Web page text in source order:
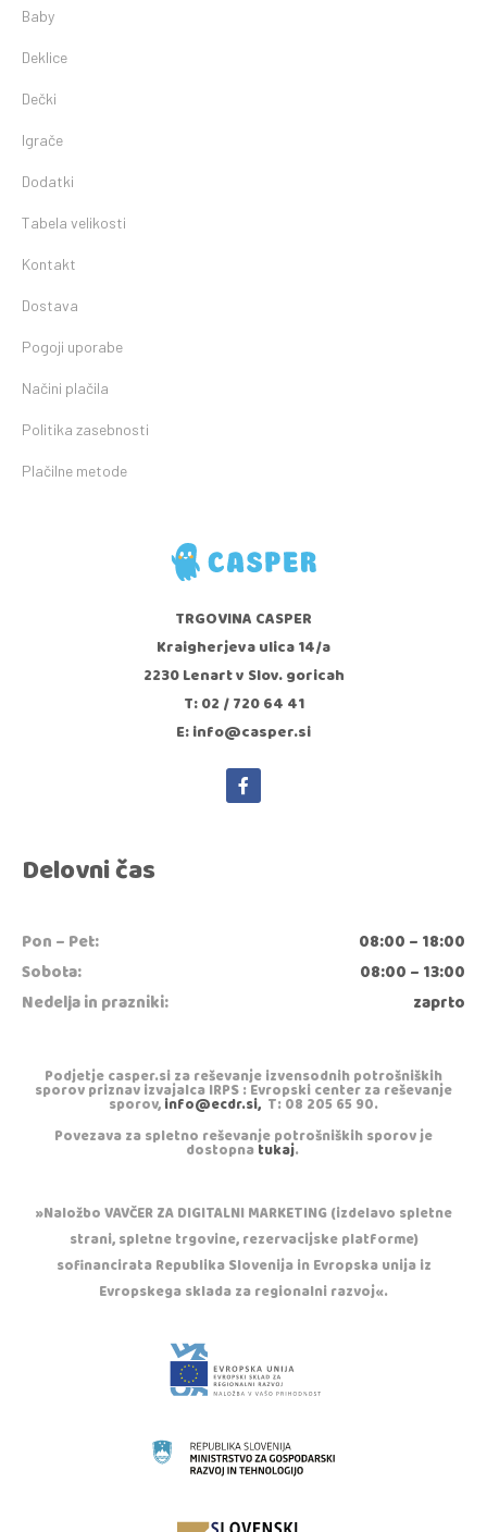
Baby
Deklice
Dečki
Igrače
Dodatki
Tabela velikosti
Kontakt
Dostava
Pogoji uporabe
Načini plačila
Politika zasebnosti
Plačilne metode
TRGOVINA CASPER
Kraigherjeva ulica 14/a
2230 Lenart v Slov. goricah
T: 02 / 720 64 41
E: info@casper.si
Delovni čas
Pon – Pet:
08:00 – 18:00
Sobota:
08:00 – 13:00
Nedelja in prazniki:
zaprto
Podjetje casper.si za reševanje izvensodnih potrošniških
sporov priznav izvajalca IRPS : Evropski center za reševanje
sporov,info@ecdr.si, T: 08 205 65 90.
Povezava za spletno reševanje potrošniških sporov je
dostopnatukaj.
»Naložbo VAVČER ZA DIGITALNI MARKETING (izdelavo spletne
strani, spletne trgovine, rezervacijske platforme)
sofinancirata Republika Slovenija in Evropska unija iz
Evropskega sklada za regionalni razvoj«.